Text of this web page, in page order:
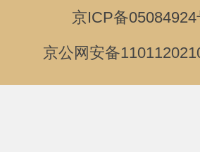
京ICP备
京公网安备